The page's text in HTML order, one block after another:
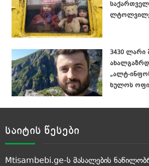
3430 ლარი
„ალტ-
ხულოს
საიტის წესები
Mtisambebi.ge-ს მასალების